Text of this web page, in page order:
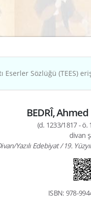
Eserler Sözlüğü (TEES)
BEDRÎ,
(d. 1233/1817 - ö.
divan
Yazılı Edebiyat / 19.
ISBN: 978-